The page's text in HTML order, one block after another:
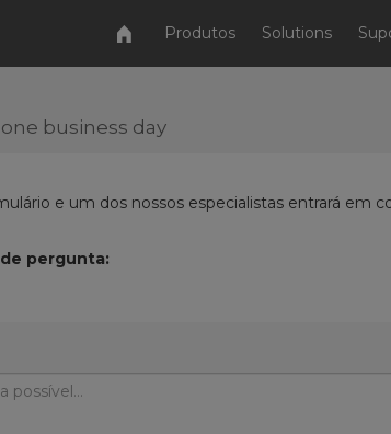
Produtos Solutions
business day
e um dos nossos especialistas entrará em
pergunta: